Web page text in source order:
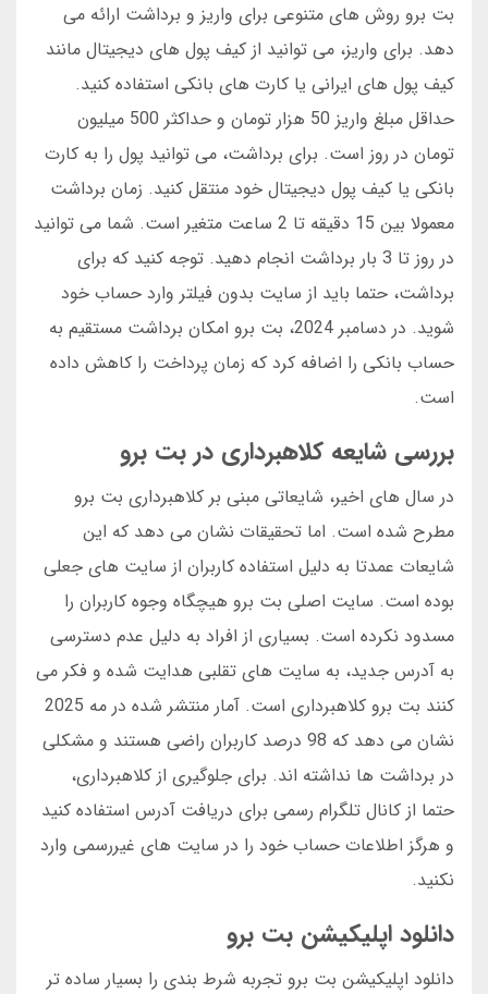
بت برو روش های متنوعی برای واریز و برداشت ارائه می
دهد. برای واریز، می توانید از کیف پول های دیجیتال مانند
کیف پول های ایرانی یا کارت های بانکی استفاده کنید.
حداقل مبلغ واریز 50 هزار تومان و حداکثر 500 میلیون
تومان در روز است. برای برداشت، می توانید پول را به کارت
بانکی یا کیف پول دیجیتال خود منتقل کنید. زمان برداشت
معمولا بین 15 دقیقه تا 2 ساعت متغیر است. شما می توانید
در روز تا 3 بار برداشت انجام دهید. توجه کنید که برای
برداشت، حتما باید از سایت بدون فیلتر وارد حساب خود
شوید. در دسامبر 2024، بت برو امکان برداشت مستقیم به
حساب بانکی را اضافه کرد که زمان پرداخت را کاهش داده
است.
بررسی شایعه کلاهبرداری در بت برو
در سال های اخیر، شایعاتی مبنی بر کلاهبرداری بت برو
مطرح شده است. اما تحقیقات نشان می دهد که این
شایعات عمدتا به دلیل استفاده کاربران از سایت های جعلی
بوده است. سایت اصلی بت برو هیچگاه وجوه کاربران را
مسدود نکرده است. بسیاری از افراد به دلیل عدم دسترسی
به آدرس جدید، به سایت های تقلبی هدایت شده و فکر می
کنند بت برو کلاهبرداری است. آمار منتشر شده در مه 2025
نشان می دهد که 98 درصد کاربران راضی هستند و مشکلی
در برداشت ها نداشته اند. برای جلوگیری از کلاهبرداری،
حتما از کانال تلگرام رسمی برای دریافت آدرس استفاده کنید
و هرگز اطلاعات حساب خود را در سایت های غیررسمی وارد
نکنید.
دانلود اپلیکیشن بت برو
دانلود اپلیکیشن بت برو تجربه شرط بندی را بسیار ساده تر